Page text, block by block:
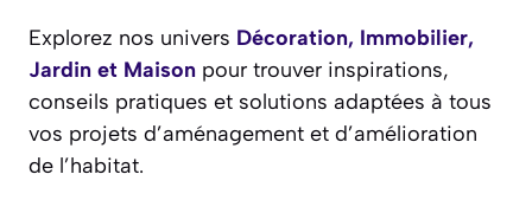
Explorez nos univers Décoration, Immobilier,
Jardin et Maison pour trouver inspirations,
conseils pratiques et solutions adaptées à tous
vos projets d’aménagement et d’amélioration
de l’habitat.